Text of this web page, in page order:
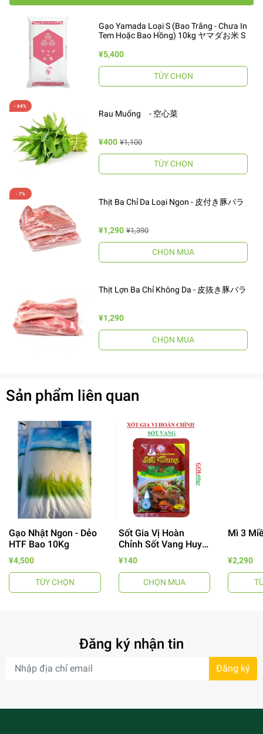
Gạo Yamada Loại S (Bao Trắng - Chưa In
Tem Hoặc Bao Hồng) 10kg ヤマダお米 S
¥5,400
TÙY CHỌN
Rau Muống - 空心菜
¥400 ¥1,100
TÙY CHỌN
Thịt Ba Chỉ Da Loại Ngon - 皮付き豚バラ
¥1,290 ¥1,390
CHỌN MUA
Thịt Lợn Ba Chỉ Không Da - 皮抜き豚バラ
¥1,290
CHỌN MUA
Sản phẩm liên quan
Gạo Nhật Ngon - Dẻo
HTF Bao 10Kg
¥4,500
TÙY CHỌN
Sốt Gia Vị Hoàn
Chỉnh Sốt Vang Huy
Tuấn
¥140
CHỌN MUA
Mì 3
¥2,290
Đăng ký nhận tin
Đăng ký